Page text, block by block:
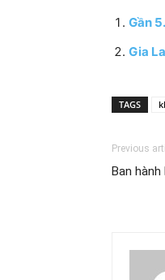
Gần
Gia
TAGS
Previous
Ban